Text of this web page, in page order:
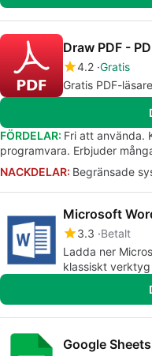
Draw PDF -
4.2 Gratis
Gratis PDF-
FÖRDELAR: Fri att använda.
programvara. Erbjuder
NACKDELAR: Begränsade
Microsoft
3.3 Betalt
Ladda ner
klassiskt
Google